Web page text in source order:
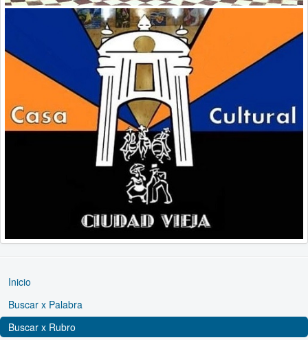
Inicio
Buscar x Palabra
Buscar x Rubro